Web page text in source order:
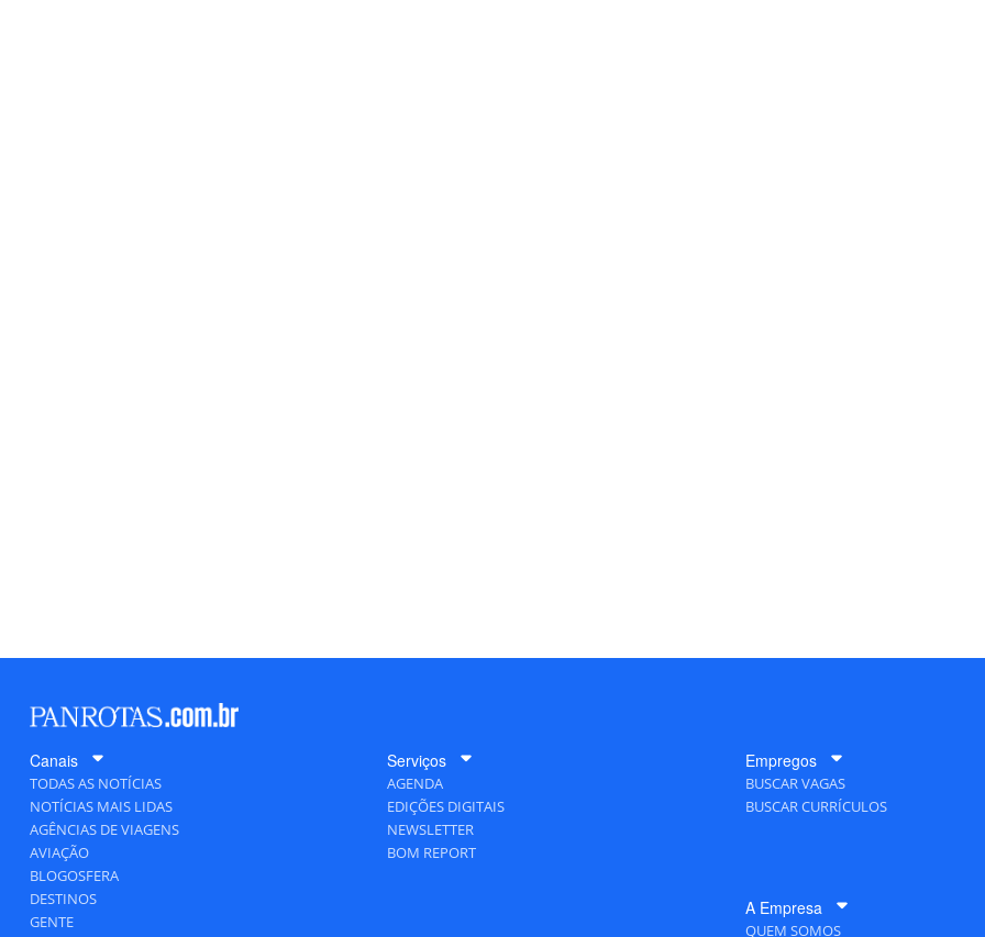
Canais
TODAS AS NOTÍCIAS
NOTÍCIAS MAIS LIDAS
AGÊNCIAS DE VIAGENS
AVIAÇÃO
BLOGOSFERA
DESTINOS
GENTE
Serviços
AGENDA
EDIÇÕES DIGITAIS
NEWSLETTER
BOM REPORT
Empregos
BUSCAR VAGAS
BUSCAR CURRÍCULOS
A Empresa
QUEM SOMOS